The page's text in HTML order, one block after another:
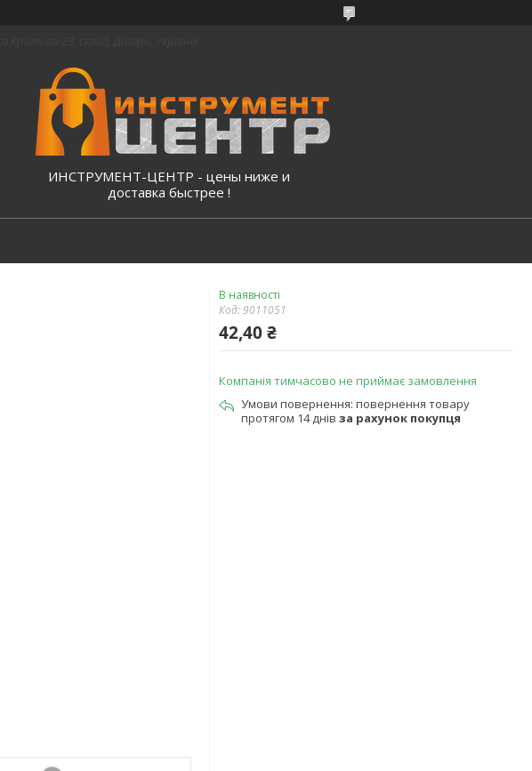
ИНСТРУМЕНТ-ЦЕНТР - цены ниже и
доставка быстрее !
В наявності
Код:9011051
42,40 ₴
Компанія тимчасово не приймає замовлення
повернення товару
протягом 14 днів за рахунок покупця